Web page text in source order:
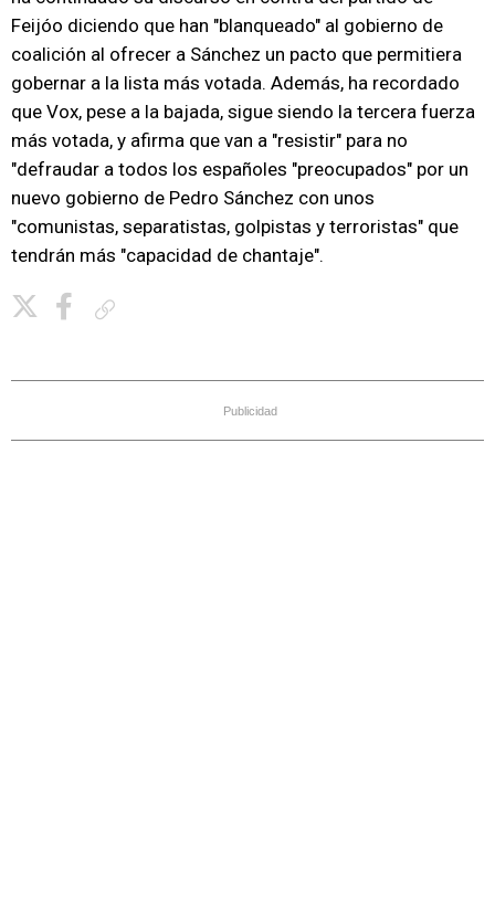
Feijóo diciendo que han "blanqueado" al gobierno de
coalición al ofrecer a Sánchez un pacto que permitiera
gobernar a la lista más votada. Además, ha recordado
que Vox, pese a la bajada, sigue siendo la tercera fuerza
más votada, y afirma que van a "resistir" para no
"defraudar a todos los españoles "preocupados" por un
nuevo gobierno de Pedro Sánchez con unos
"comunistas, separatistas, golpistas y terroristas" que
tendrán más "capacidad de chantaje".
Publicidad